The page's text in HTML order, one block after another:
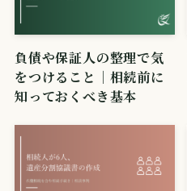
負債や保証人の整理で気
をつけること｜相続前に
知っておくべき基本